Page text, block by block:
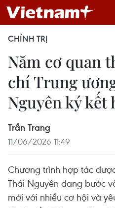
CHÍNH TRỊ
Năm cơ quan
chí Trung
Nguyên ký kết
Trần Trang
11/06/2026 11:49
Chương trình hợp tác
Thái Nguyên đang bước
mới với nhiều cơ hội và